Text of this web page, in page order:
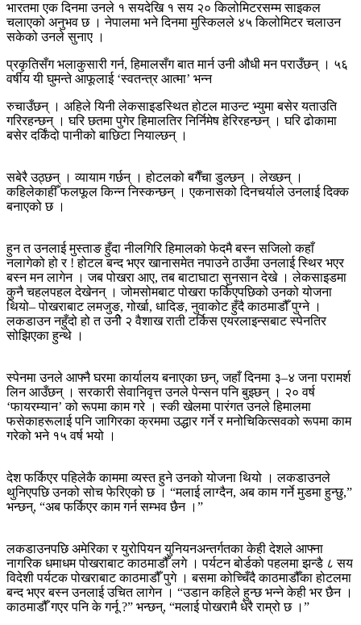
भारतमा एक दिनमा उनले १ सयदेखि १ सय २० किलोमिटरसम्म साइकल
चलाएको अनुभव छ । नेपालमा भने दिनमा मुस्किलले ४५ किलोमिटर चलाउन
सकेको उनले सुनाए ।
प्रकृतिसँग भलाकुसारी गर्न, हिमालसँग बात मार्न उनी औधी मन पराउँछन् । ५६
वर्षीय यी घुमन्ते आफूलाई ‘स्वतन्त्र आत्मा’ भन्न
रुचाउँछन् । अहिले यिनी लेकसाइडस्थित होटल माउन्ट भ्युमा बसेर यताउति
गरिरहन्छन् । घरि छतमा पुगेर हिमालतिर निर्निमेष हेरिरहन्छन् । घरि ढोकामा
बसेर दर्किंदो पानीको बाछिटा नियाल्छन् ।
सबेरै उठ्छन् । व्यायाम गर्छन् । होटलको बगैँचा डुल्छन् । लेख्छन् ।
कहिलेकाहीँ फलफूल किन्न निस्कन्छन् । एकनासको दिनचर्याले उनलाई दिक्क
बनाएको छ ।
हुन त उनलाई मुस्ताङ हुँदा नीलगिरि हिमालको फेदमै बस्न सजिलो कहाँ
नलागेको हो र ! होटल बन्द भएर खानासमेत नपाउने ठाउँमा उनलाई स्थिर भएर
बस्न मन लागेन । जब पोखरा आए, तब बाटाघाटा सुनसान देखे । लेकसाइडमा
कुनै चहलपहल देखेनन् । जोमसोमबाट पोखरा फर्किएपछिको उनको योजना
थियो– पोखराबाट लमजुङ, गोर्खा, धादिङ, नुवाकोट हुँदै काठमाडौँ पुग्ने ।
लकडाउन नहुँदो हो त उनीे २ वैशाख राती टर्किस एयरलाइन्सबाट स्पेनतिर
सोझिएका हुन्थे ।
स्पेनमा उनले आफ्नै घरमा कार्यालय बनाएका छन्, जहाँ दिनमा ३–४ जना परामर्श
लिन आउँछन् । सरकारी सेवानिवृत्त उनले पेन्सन पनि बुझ्छन् । २० वर्ष
‘फायरम्यान’ को रूपमा काम गरे । स्की खेलमा पारंगत उनले हिमालमा
फसेकाहरूलाई पनि जागिरका क्रममा उद्धार गर्ने र मनोचिकित्सवको रूपमा काम
गरेको भने १५ वर्ष भयो ।
देश फर्किएर पहिलेकै काममा व्यस्त हुने उनको योजना थियो । लकडाउनले
थुनिएपछि उनको सोच फेरिएको छ । “मलाई लाग्दैन, अब काम गर्ने मुडमा हुन्छु,”
भन्छन्, “अब फर्किएर काम गर्न सम्भव छैन ।”
लकडाउनपछि अमेरिका र युरोपियन युनियनअन्तर्गतका केही देशले आफ्ना
नागरिक धमाधम पोखराबाट काठमाडौँ लगे । पर्यटन बोर्डको पहलमा झन्डै ८ सय
विदेशी पर्यटक पोखराबाट काठमाडौँ पुगे । बसमा कोच्चिँदै काठमाडौँका होटलमा
बन्द भएर बस्न उनलाई उचित लागेन । “उडान कहिले हुन्छ भन्ने केही भर छैन ।
काठमाडौँ गएर पनि के गर्नू ?” भन्छन्, “मलाई पोखरामै धेरै राम्रो छ ।”